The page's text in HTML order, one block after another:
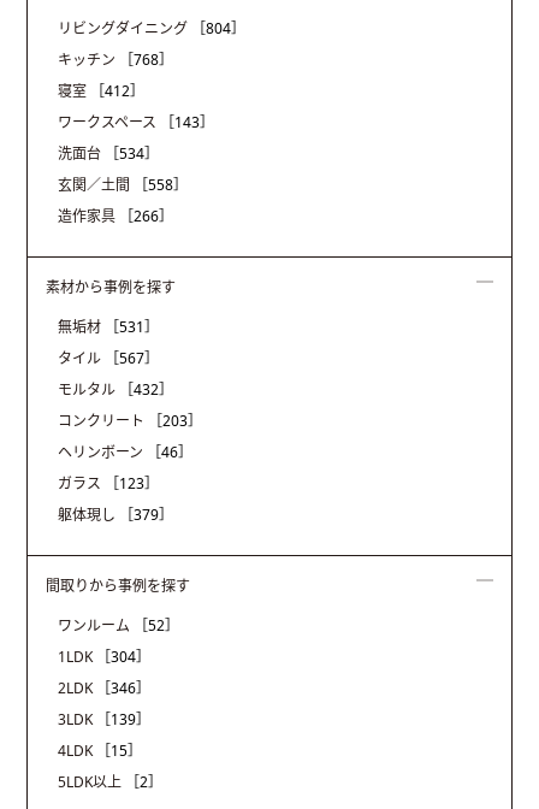
リビングダイニング
［804］
キッチン
［768］
寝室
［412］
ワークスペース
［143］
洗面台
［534］
玄関／土間
［558］
造作家具
［266］
素材から事例を探す
無垢材
［531］
タイル
［567］
モルタル
［432］
コンクリート
［203］
ヘリンボーン
［46］
ガラス
［123］
躯体現し
［379］
間取りから事例を探す
ワンルーム
［52］
1LDK
［304］
2LDK
［346］
3LDK
［139］
4LDK
［15］
5LDK以上
［2］